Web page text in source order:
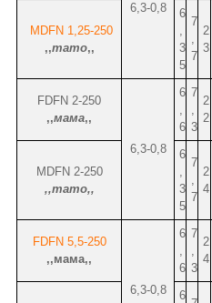
6,3-0,8
MDFN 1,25-250
,,тато,,
6
,
3
5
7
,
7
2
3
FDFN 2-250
,,мама,,
6,3-0,8
6
,
6
7
,
3
2
2
MDFN 2-250
,,тато,,
6
,
3
5
7
,
7
2
4
FDFN 5,5-250
,,мама,,
6,3-0,8
6
,
6
7
,
3
2
4
6